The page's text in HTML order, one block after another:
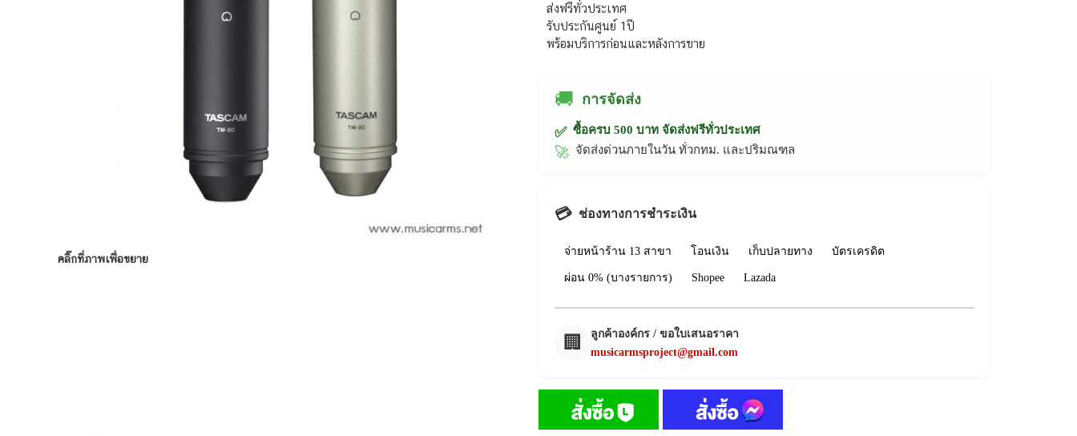
คลิ๊กที่ภาพเพื่อขยาย
ส่งฟรีทั่วประเทศ
รับประกันศูนย์ 1ปี
พร้อมบริการก่อนและหลังการขาย
🚚 การจัดส่ง
✅ ซื้อครบ 500 บาท จัดส่งฟรีทั่วประเทศ
🚀 จัดส่งด่วนภายในวัน ทั่วกทม. และปริมณฑล
💳 ช่องทางการชำระเงิน
จ่ายหน้าร้าน 13 สาขา โอนเงิน เก็บปลายทาง บัตรเครดิต
ผ่อน 0% (บางรายการ) Shopee Lazada
🏢
ลูกค้าองค์กร / ขอใบเสนอราคา
musicarmsproject@gmail.com